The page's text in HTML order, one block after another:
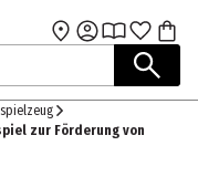
zur Förderung von